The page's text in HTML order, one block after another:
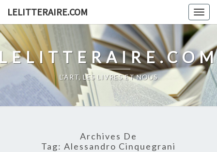
content
LELITTERAIRE.COM
L'ART, LES LIVRES ET NOUS
Archives De
Tag: Alessandro Cinquegrani